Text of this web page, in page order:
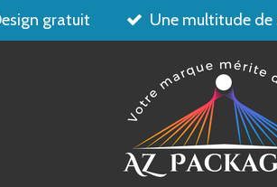
gratuit Une multitude de